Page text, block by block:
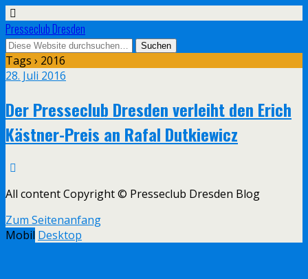
Presseclub Dresden
Tags › 2016
28. Juli 2016
Der Presseclub Dresden verleiht den Erich
Kästner-Preis an Rafal Dutkiewicz
All content Copyright © Presseclub Dresden Blog
Zum Seitenanfang
Mobil Desktop